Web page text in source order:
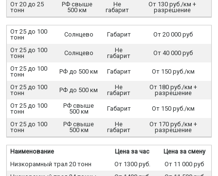
От 20 до 25
тонн
РФ свыше
500 км
Не
габарит
От 130 руб./км +
разрешение
От 25 до 100
тонн
Солнцево Габарит От 20 000 руб
От 25 до 100
тонн
Солнцево
Не
габарит
От 40 000 руб
От 25 до 100
тонн
РФ до 500 км Габарит От 150 руб./км
От 25 до 100
тонн
РФ до 500 км
Не
габарит
От 180 руб./км +
разрешение
От 25 до 100
тонн
РФ свыше
500 км
Габарит От 150 руб./км
От 25 до 100
тонн
РФ свыше
500 км
Не
габарит
От 170 руб./км +
разрешение
Наименование Цена за час
Цена за смену
Низкорамный трал 20 тонн
От 1300 руб.
От 11 000 руб